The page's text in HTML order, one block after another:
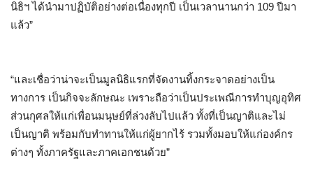
นิธิฯ ได้นำมาปฏิบัติอย่างต่อเนื่องทุกปี เป็นเวลานานกว่า 109 ปีมา
แล้ว”
“และเชื่อว่าน่าจะเป็นมูลนิธิแรกที่จัดงานทิ้งกระจาดอย่างเป็น
ทางการ เป็นกิจจะลักษณะ เพราะถือว่าเป็นประเพณีการทำบุญอุทิศ
ส่วนกุศลให้แก่เพื่อนมนุษย์ที่ล่วงลับไปแล้ว ทั้งที่เป็นญาติและไม่
เป็นญาติ พร้อมกับทำทานให้แก่ผู้ยากไร้ รวมทั้งมอบให้แก่องค์กร
ต่างๆ ทั้งภาครัฐและภาคเอกชนด้วย”